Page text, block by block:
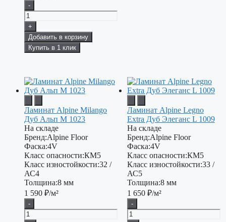
-
+
Добавить в корзину
Купить в 1 клик
Ламинат Alpine Milango
Дуб Альп М 1023
На складе
Бренд:Alpine Floor
Фаска:4V
Класс опасности:КМ5
Класс изностойкости:32 /
АС4
Толщина:8 мм
1 590 ₽/м²
-
Ламинат Alpine Legno
Extra Дуб Элеганс L 1009
На складе
Бренд:Alpine Floor
Фаска:4V
Класс опасности:КМ5
Класс изностойкости:33 /
АС5
Толщина:8 мм
1 650 ₽/м²
-